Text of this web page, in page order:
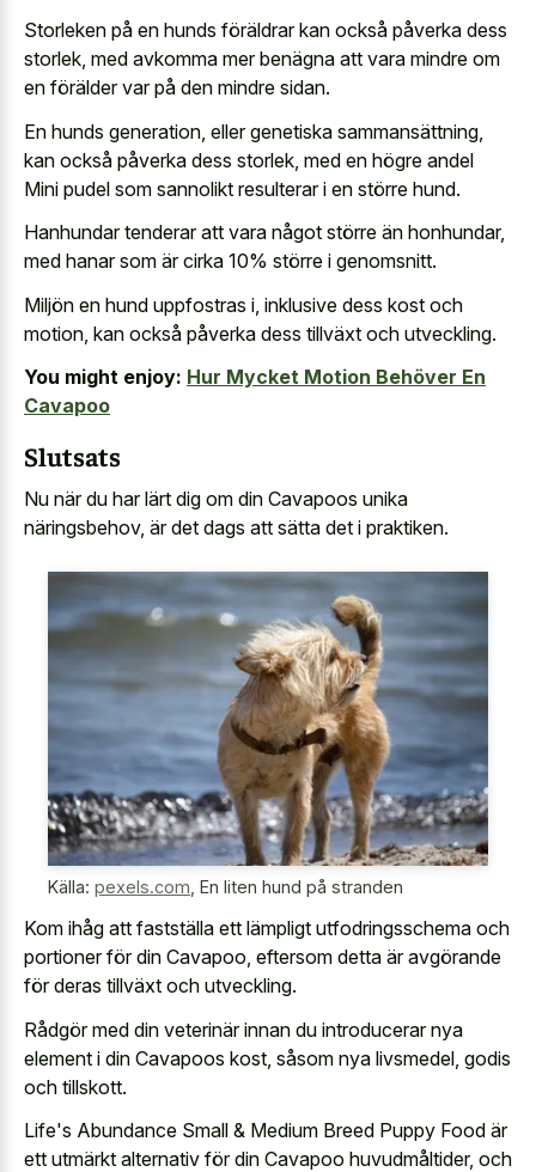
Storleken på en hunds föräldrar kan också påverka dess
storlek, med avkomma mer benägna att vara mindre om
en förälder var på den mindre sidan.
En hunds generation, eller genetiska sammansättning,
kan också påverka dess storlek, med en högre andel
Mini pudel som sannolikt resulterar i en större hund.
Hanhundar tenderar att vara något större än honhundar,
med hanar som är cirka 10% större i genomsnitt.
Miljön en hund uppfostras i, inklusive dess kost och
motion, kan också påverka dess tillväxt och utveckling.
You might enjoy: Hur Mycket Motion Behöver En
Cavapoo
Slutsats
Nu när du har lärt dig om din Cavapoos unika
näringsbehov, är det dags att sätta det i praktiken.
Källa: pexels.com En liten hund på stranden
Kom ihåg att fastställa ett lämpligt utfodringsschema och
portioner för din Cavapoo, eftersom detta är avgörande
för deras tillväxt och utveckling.
Rådgör med din veterinär innan du introducerar nya
element i din Cavapoos kost, såsom nya livsmedel, godis
och tillskott.
Life's Abundance Small & Medium Breed Puppy Food är
ett utmärkt alternativ för din Cavapoo huvudmåltider, och